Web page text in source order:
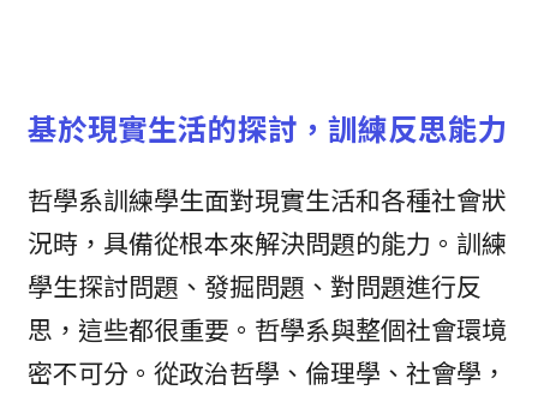
基於現實生活的探討，訓練反思能力
哲學系訓練學生面對現實生活和各種社會狀
況時，具備從根本來解決問題的能力。訓練
學生探討問題、發掘問題、對問題進行反
思，這些都很重要。哲學系與整個社會環境
密不可分。從政治哲學、倫理學、社會學，